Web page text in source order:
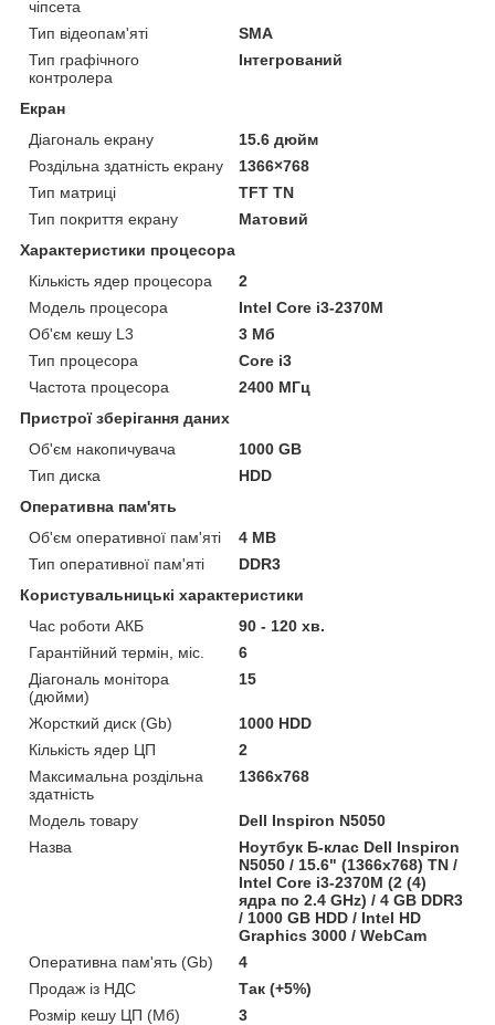
чіпсета
Тип відеопам'яті
SMA
Тип графічного
контролера
Інтегрований
Екран
Діагональ екрану
15.6 дюйм
Роздільна здатність екрану
1366×768
Тип матриці
TFT TN
Тип покриття екрану
Матовий
Характеристики процесора
Кількість ядер процесора
2
Модель процесора
Intel Core i3-2370M
Об'єм кешу L3
3 Мб
Тип процесора
Core i3
Частота процесора
2400 МГц
Пристрої зберігання даних
Об'єм накопичувача
1000 GB
Тип диска
HDD
Оперативна пам'ять
Об'єм оперативної пам'яті
4 MB
Тип оперативної пам'яті
DDR3
Користувальницькі характеристики
Час роботи АКБ
90 - 120 хв.
Гарантійний термін, міс.
6
Діагональ монітора
(дюйми)
15
Жорсткий диск (Gb)
1000 HDD
Кількість ядер ЦП
2
Максимальна роздільна
здатність
1366x768
Модель товару
Dell Inspiron N5050
Назва
Ноутбук Б-клас Dell Inspiron
N5050 / 15.6" (1366x768) TN /
Intel Core i3-2370M (2 (4)
ядра по 2.4 GHz) / 4 GB DDR3
/ 1000 GB HDD / Intel HD
Graphics 3000 / WebCam
Оперативна пам'ять (Gb)
4
Продаж із НДС
Так (+5%)
Розмір кешу ЦП (Мб)
3